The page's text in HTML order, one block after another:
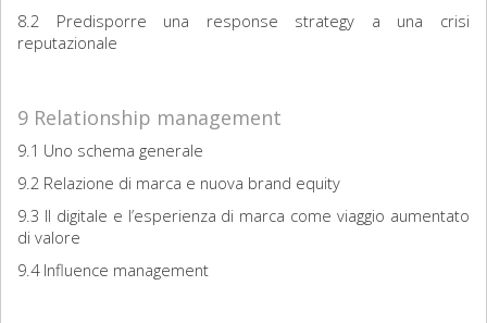
8.2 Predisporre una response strategy a una crisi
reputazionale
9 Relationship management
9.1 Uno schema generale
9.2 Relazione di marca e nuova brand equity
9.3 Il digitale e l’esperienza di marca come viaggio aumentato
di valore
9.4 Influence management